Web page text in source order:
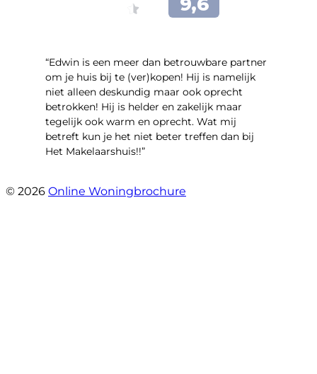
“Edwin is een meer dan betrouwbare partner
om je huis bij te (ver)kopen! Hij is namelijk
niet alleen deskundig maar ook oprecht
betrokken! Hij is helder en zakelijk maar
tegelijk ook warm en oprecht. Wat mij
betreft kun je het niet beter treffen dan bij
Het Makelaarshuis!!”
© 2026 Online Woningbrochure